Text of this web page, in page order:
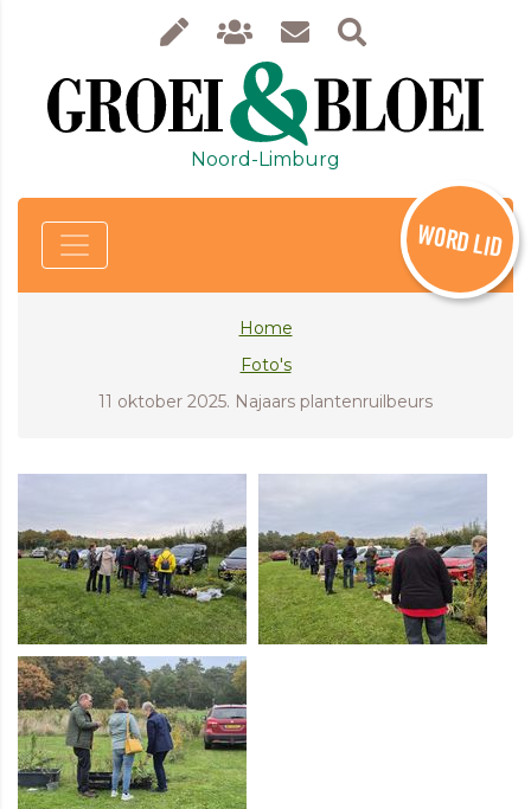
Noord-Limburg
WORD LID
Home
Foto's
11 oktober 2025. Najaars plantenruilbeurs